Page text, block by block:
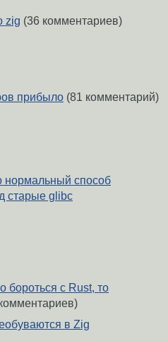
zig (36 комментариев)
прибыло (81 комментарий)
нормальный способ
старые glibc
бороться с Rust, то
в Zig